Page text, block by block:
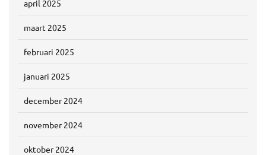
april 2025
maart 2025
februari 2025
januari 2025
december 2024
november 2024
oktober 2024